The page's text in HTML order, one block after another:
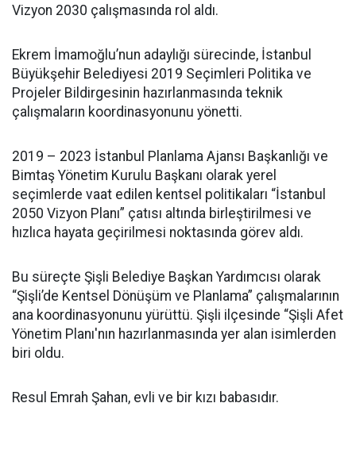
Vizyon 2030 çalışmasında rol aldı.
Ekrem İmamoğlu’nun adaylığı sürecinde, İstanbul
Büyükşehir Belediyesi 2019 Seçimleri Politika ve
Projeler Bildirgesinin hazırlanmasında teknik
çalışmaların koordinasyonunu yönetti.
2019 – 2023 İstanbul Planlama Ajansı Başkanlığı ve
Bimtaş Yönetim Kurulu Başkanı olarak yerel
seçimlerde vaat edilen kentsel politikaları “İstanbul
2050 Vizyon Planı” çatısı altında birleştirilmesi ve
hızlıca hayata geçirilmesi noktasında görev aldı.
Bu süreçte Şişli Belediye Başkan Yardımcısı olarak
“Şişli’de Kentsel Dönüşüm ve Planlama” çalışmalarının
ana koordinasyonunu yürüttü. Şişli ilçesinde “Şişli Afet
Yönetim Planı'nın hazırlanmasında yer alan isimlerden
biri oldu.
Resul Emrah Şahan, evli ve bir kızı babasıdır.